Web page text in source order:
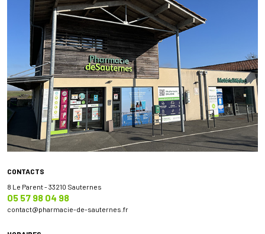
CONTACTS
8 Le Parent - 33210 Sauternes
05 57 98 04 98
contact@pharmacie-de-sauternes.fr